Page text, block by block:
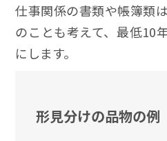
仕事関係の書類や帳簿類
のことも考えて、最低10
にします。
形見分けの品物の例